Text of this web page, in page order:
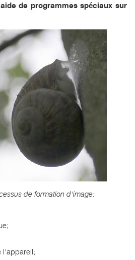
de programmes spéciaux sur
de formation d'image:
l'appareil;